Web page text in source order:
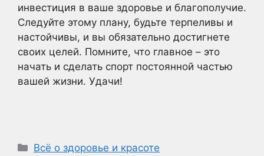
инвестиция в ваше здоровье и благополучие.
Следуйте этому плану, будьте терпеливы и
настойчивы, и вы обязательно достигнете
своих целей. Помните, что главное – это
начать и сделать спорт постоянной частью
вашей жизни. Удачи!
Рубрики
Всё о здоровье и красоте